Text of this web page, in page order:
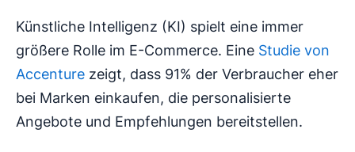
Künstliche Intelligenz (KI) spielt eine immer
größere Rolle im E-Commerce. Eine Studie von
Accenture zeigt, dass 91% der Verbraucher eher
bei Marken einkaufen, die personalisierte
Angebote und Empfehlungen bereitstellen.